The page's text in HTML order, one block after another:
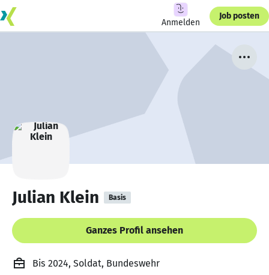
Anmelden
Job posten
Julian Klein Basis
Ganzes Profil ansehen
Bis 2024, Soldat, Bundeswehr